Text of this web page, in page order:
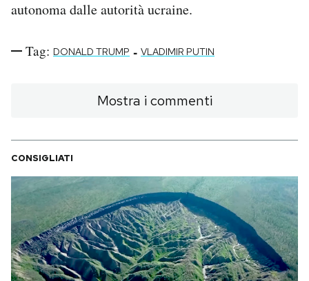
autonoma dalle autorità ucraine.
Tag: DONALD TRUMP - VLADIMIR PUTIN
Mostra i commenti
CONSIGLIATI